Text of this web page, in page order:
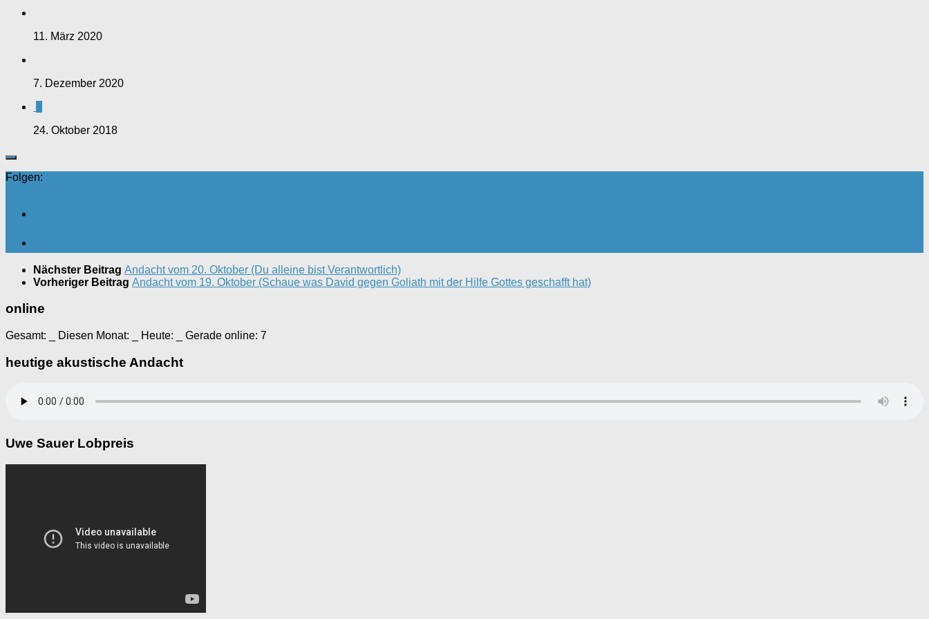
11. März 2020
7. Dezember 2020
24. Oktober 2018
Folgen:
Nächster Beitrag Andacht vom 20. Oktober (Du alleine bist Verantwortlich)
Vorheriger Beitrag Andacht vom 19. Oktober (Schaue was David gegen Goliath mit der Hilfe Gottes geschafft hat)
online
Gesamt: Diesen Monat: Heute: Gerade online: 7
heutige akustische Andacht
Uwe Sauer Lobpreis